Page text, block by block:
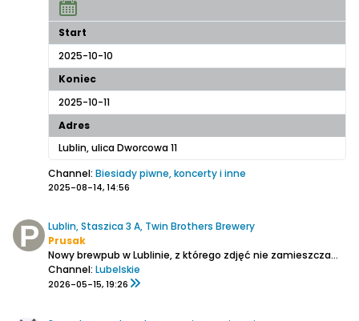
Start
2025-10-10
Koniec
2025-10-11
Adres
Lublin, ulica Dworcowa 11
Channel: Biesiady piwne, koncerty i inne
2025-08-14, 14:56
Lublin, Staszica 3 A, Twin Brothers Brewery
Prusak
Nowy brewpub w Lublinie, z którego zdjęć nie zamieszczam, bo prawie wszystko widać, kiedy przejrzy się ich profil na fb. Lokal kameralny, z całym sprzętem na widoku, a sprzęt produkcji chińskiej. Obaj bracia kontaktowi. Na kranach na początek Helles, APA i Miodowe plus jeszcze pils z Redena....
Channel: Lubelskie
2026-05-15, 19:26